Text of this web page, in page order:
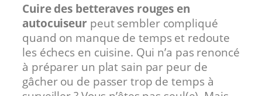
Cuire des betteraves rouges en
autocuiseurpeut sembler compliqué
quand on manque de temps et redoute
les échecs en cuisine. Qui n’a pas renoncé
à préparer un plat sain par peur de
gâcher ou de passer trop de temps à